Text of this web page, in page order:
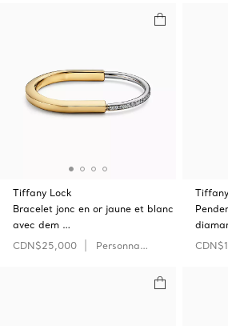
Tiffany Lock
Bracelet jonc en or jaune et blanc
avec dem …
CDN$25,000
Personnaliser